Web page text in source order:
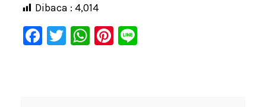
Dibaca : 4,014
F
T
W Pi